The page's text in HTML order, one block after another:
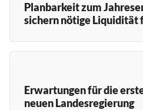
Planbarkeit zum
sichern nötige Liquidität
Erwartungen für die
neuen Landesregierung